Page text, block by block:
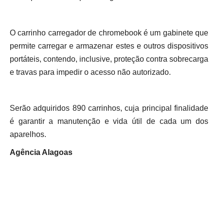
O carrinho carregador de chromebook é um gabinete que
permite carregar e armazenar estes e outros dispositivos
portáteis, contendo, inclusive, proteção contra sobrecarga
e travas para impedir o acesso não autorizado.
Serão adquiridos 890 carrinhos, cuja principal finalidade
é garantir a manutenção e vida útil de cada um dos
aparelhos.
Agência Alagoas